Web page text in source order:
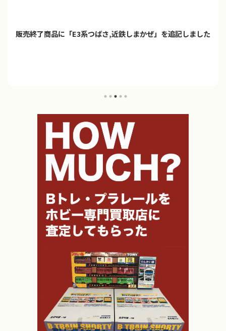
「プラレール ご当地車両シリーズ 京阪電車10000系＆稲荷神